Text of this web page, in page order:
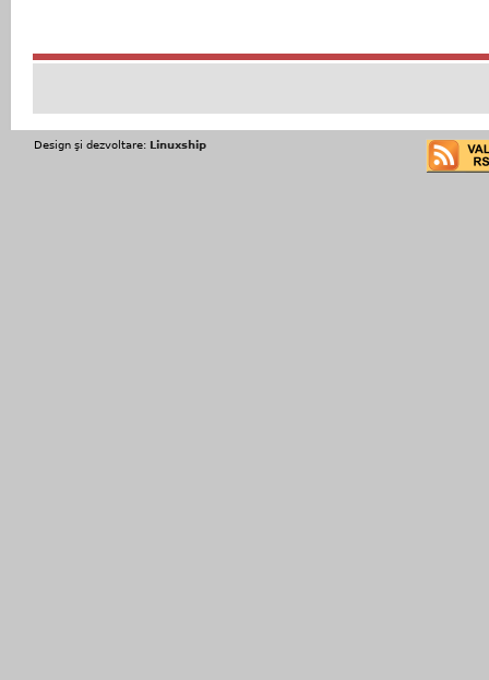
Design şi dezvoltare: Linuxship